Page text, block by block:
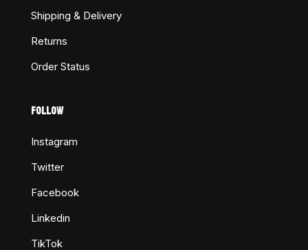
Shipping & Delivery
Returns
Order Status
FOLLOW
Instagram
Twitter
Facebook
Linkedin
TikTok